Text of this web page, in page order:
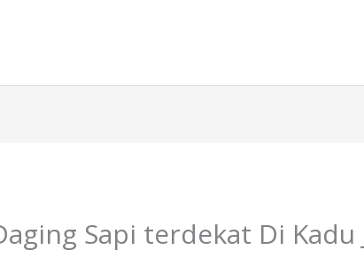
Sapi terdekat Di Kadu